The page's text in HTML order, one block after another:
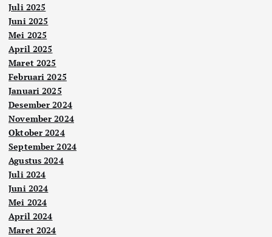
Juli 2025
Juni 2025
Mei 2025
April 2025
Maret 2025
Februari 2025
Januari 2025
Desember 2024
November 2024
Oktober 2024
September 2024
Agustus 2024
Juli 2024
Juni 2024
Mei 2024
April 2024
Maret 2024